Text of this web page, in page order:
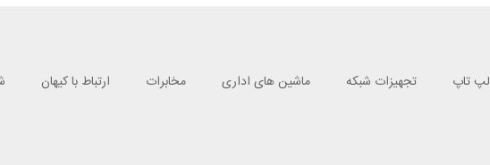
لپ تاپ تجهیزات شبکه ماشین های اداری مخابرات ارتباط با کیهان